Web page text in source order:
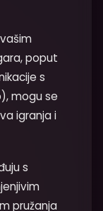
poput
s
mogu se
igranja i
s
pružanja